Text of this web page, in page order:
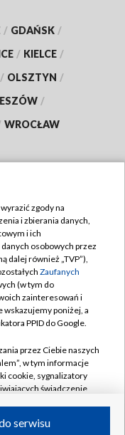
/ GDAŃSK /
/ KIELCE /
/ OLSZTYN /
/
WROCŁAW
zgody na
i zbierania danych,
i ich
osobowych przez
dalej również „TVP”),
Zaufanych
(w tym do
zainteresowań i
wskazujemy poniżej, a
PPID do Google.
przez Ciebie naszych
w tym informacje
cookie, sygnalizatory
świadczenie
serwisu